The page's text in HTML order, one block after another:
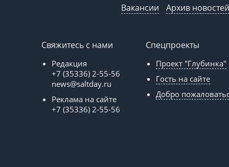
Вакансии Архив новостей
Свяжитесь с нами
Редакция
+7 (35336) 2-55-56
news@saltday.ru
Реклама на сайте
+7 (35336) 2-55-56
Спецпроекты
Проект "Глубинка"
Гость на сайте
Добро